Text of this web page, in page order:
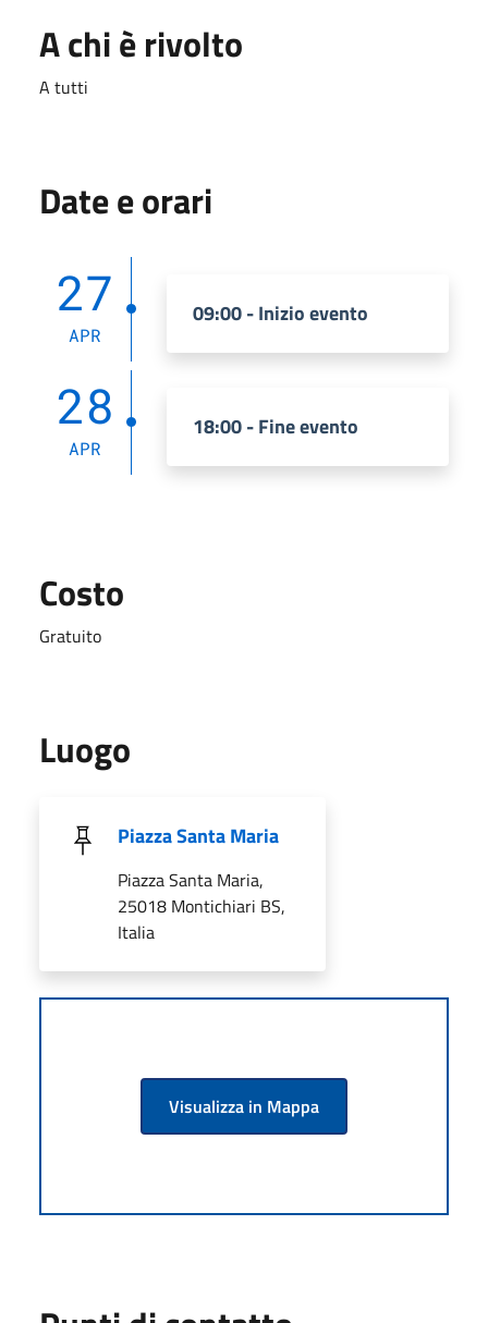
A chi è rivolto
A tutti
Date e orari
27
APR
09:00 - Inizio evento
28
APR
18:00 - Fine evento
Costo
Gratuito
Luogo
Piazza Santa Maria
Piazza Santa Maria,
25018 Montichiari BS,
Italia
Visualizza in Mappa